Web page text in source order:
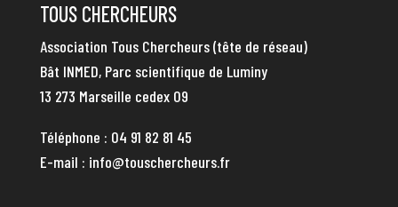
TOUS CHERCHEURS
Association Tous Chercheurs (tête de réseau)
Bât INMED, Parc scientifique de Luminy
13 273 Marseille cedex 09
Téléphone : 04 91 82 81 45
E-mail : info@touschercheurs.fr